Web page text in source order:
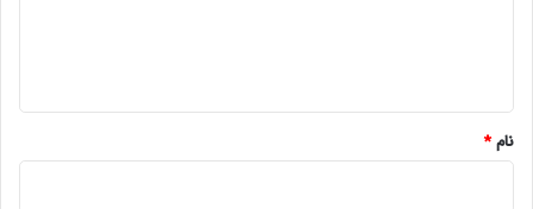
نام*